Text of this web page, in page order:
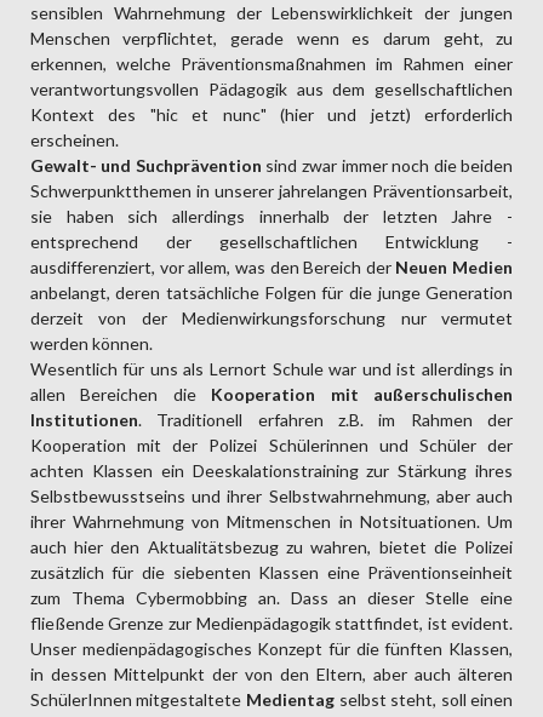
sensiblen Wahrnehmung der Lebenswirklichkeit der jungen
Menschen verpflichtet, gerade wenn es darum geht, zu
erkennen, welche Präventionsmaßnahmen im Rahmen einer
verantwortungsvollen Pädagogik aus dem gesellschaftlichen
Kontext des "hic et nunc" (hier und jetzt) erforderlich
erscheinen.
Gewalt- und Suchprävention sind zwar immer noch die beiden
Schwerpunktthemen in unserer jahrelangen Präventionsarbeit,
sie haben sich allerdings innerhalb der letzten Jahre -
entsprechend der gesellschaftlichen Entwicklung -
ausdifferenziert, vor allem, was den Bereich der Neuen Medien
anbelangt, deren tatsächliche Folgen für die junge Generation
derzeit von der Medienwirkungsforschung nur vermutet
werden können.
Wesentlich für uns als Lernort Schule war und ist allerdings in
allen Bereichen die Kooperation mit außerschulischen
Institutionen. Traditionell erfahren z.B. im Rahmen der
Kooperation mit der Polizei Schülerinnen und Schüler der
achten Klassen ein Deeskalationstraining zur Stärkung ihres
Selbstbewusstseins und ihrer Selbstwahrnehmung, aber auch
ihrer Wahrnehmung von Mitmenschen in Notsituationen. Um
auch hier den Aktualitätsbezug zu wahren, bietet die Polizei
zusätzlich für die siebenten Klassen eine Präventionseinheit
zum Thema Cybermobbing an. Dass an dieser Stelle eine
fließende Grenze zur Medienpädagogik stattfindet, ist evident.
Unser medienpädagogisches Konzept für die fünften Klassen,
in dessen Mittelpunkt der von den Eltern, aber auch älteren
SchülerInnen mitgestaltete Medientagselbst steht, soll einen